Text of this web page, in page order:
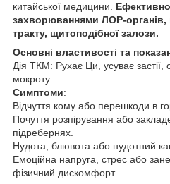
китайської медицини.
захворюваннями ЛОР-
тракту, щитоподібної залози.
Основні властивості та
Дія ТКМ: Рухає Ци, усуває застії,
мокроту.
Симптоми:
Відчуття кому або перешкоди в
Почуття розпірування або
підребернях.
Нудота, блювота або нудотний
Емоційна напруга, стрес або
фізичний дискомфорт